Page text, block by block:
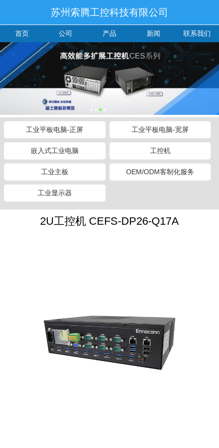
苏州索腾工控科技有限公司
首页 公司 产品 新闻 联系我们
工业平板电脑-正屏 工业平板电脑-宽屏
嵌入式工业电脑 工控机
工业主板 OEM/ODM客制化服务
工业显示器
2U工控机 CEFS-DP26-Q17A